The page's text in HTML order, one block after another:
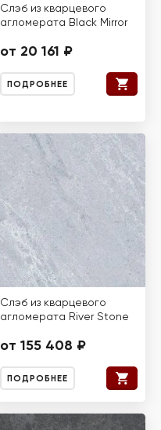
Слэб из кварцевого
агломерата Black Mirror
от 20 161 ₽
ПОДРОБНЕЕ
Слэб из кварцевого
агломерата River Stone
от 155 408 ₽
ПОДРОБНЕЕ